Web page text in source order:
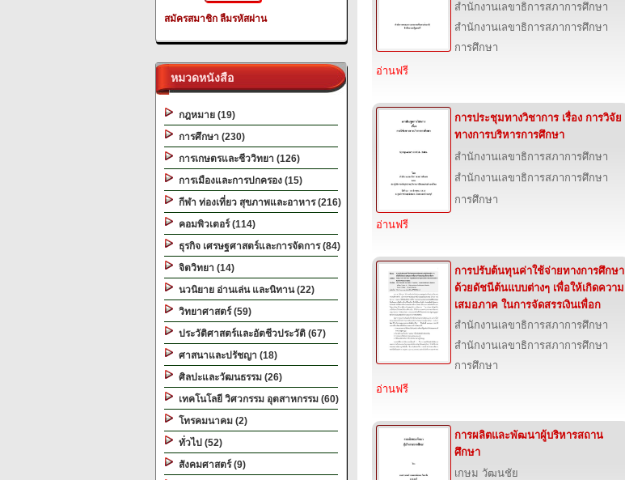
สมัครสมาชิก ลืมรหัสผ่าน
หมวดหนังสือ
กฎหมาย (19)
การศึกษา (230)
การเกษตรและชีววิทยา (126)
การเมืองและการปกครอง (15)
กีฬา ท่องเที่ยว สุขภาพและอาหาร (216)
คอมพิวเตอร์ (114)
ธุรกิจ เศรษฐศาสตร์และการจัดการ (84)
จิตวิทยา (14)
นวนิยาย อ่านเล่น และนิทาน (22)
วิทยาศาสตร์ (59)
ประวัติศาสตร์และอัตชีวประวัติ (67)
ศาสนาและปรัชญา (18)
ศิลปะและวัฒนธรรม (26)
เทคโนโลยี วิศวกรรม อุตสาหกรรม (60)
โทรคมนาคม (2)
ทั่วไป (52)
สังคมศาสตร์ (9)
สำนักงานเลขาธิการสภาการศึกษา
สำนักงานเลขาธิการสภาการศึกษา
การศึกษา
อ่านฟรี
การประชุมทางวิชาการ เรื่อง การวิจัย
ทางการบริหารการศึกษา
สำนักงานเลขาธิการสภาการศึกษา
สำนักงานเลขาธิการสภาการศึกษา
การศึกษา
อ่านฟรี
การปรับต้นทุนค่าใช้จ่ายทางการศึกษา
ด้วยดัชนีต้นแบบต่างๆ เพื่อให้เกิดความ
เสมอภาค ในการจัดสรรเงินเพื่อก
สำนักงานเลขาธิการสภาการศึกษา
สำนักงานเลขาธิการสภาการศึกษา
การศึกษา
อ่านฟรี
การผลิตและพัฒนาผู้บริหารสถาน
ศึกษา
เกษม วัฒนชัย